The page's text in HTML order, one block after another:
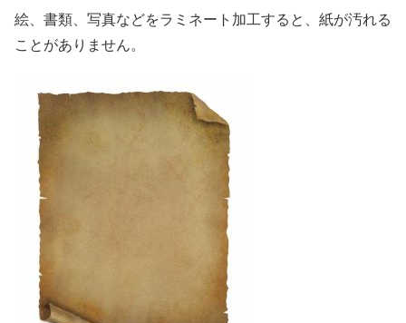
絵、書類、写真などをラミネート加工すると、紙が汚れる
ことがありません。